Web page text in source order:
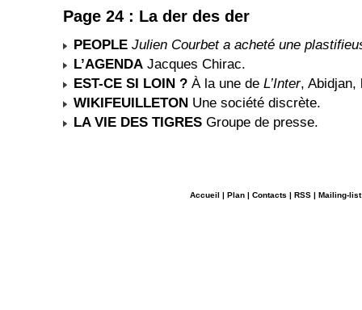
Page 24 : La der des der
PEOPLE Julien Courbet a acheté une
L’AGENDA Jacques Chirac.
EST-CE SI LOIN ? À la une de L’Inter, Abidjan,
WIKIFEUILLETON Une société discrète.
LA VIE DES TIGRES Groupe de presse.
Accueil | Plan | Contacts | RSS | Mailing-list